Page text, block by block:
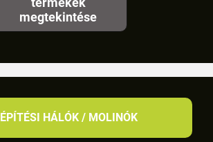
megtekintése
ÉPÍTÉSI HÁLÓK / MOLINÓK